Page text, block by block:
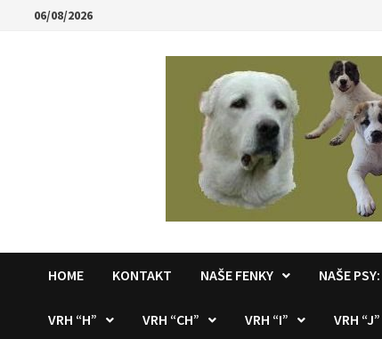
06/08/2026
HOME KONTAKT NAŠE FENKY NAŠE PSY:
VRH “H” VRH “CH” VRH “I” VRH “J”